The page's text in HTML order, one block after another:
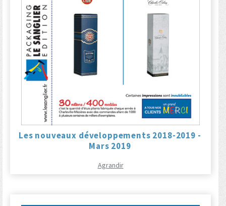
Les nouveaux développements 2018-2019 -
Mars 2019
Agrandir